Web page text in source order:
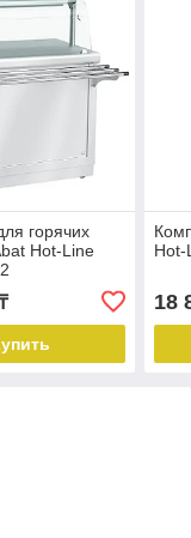
горячих
Hot-Line
18